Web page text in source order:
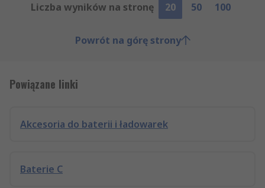
Liczba wyników na stronę
20 50 100
Powrót na górę strony
Powiązane linki
Akcesoria do baterii i ładowarek
Baterie C